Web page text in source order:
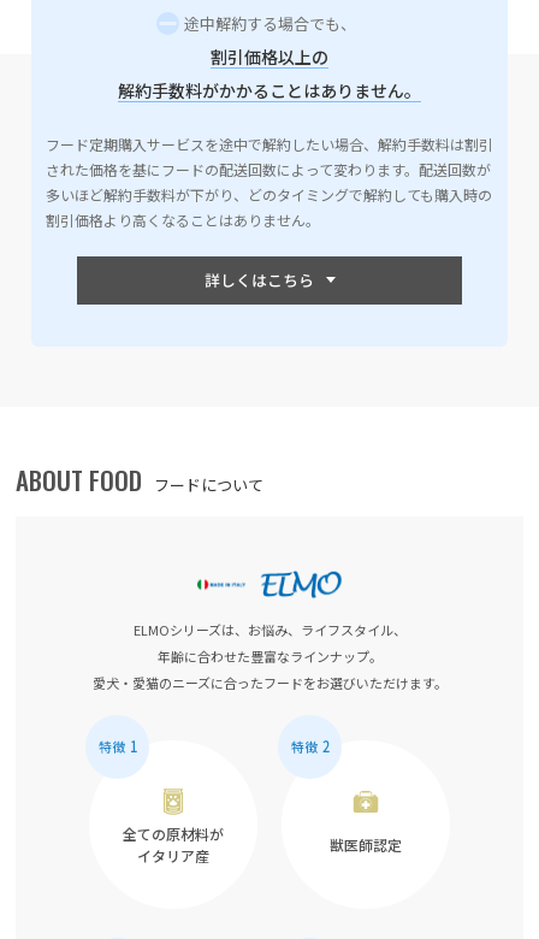
途中解約する場合でも、
割引価格以上の
解約手数料がかかることはありません。
フード定期購入サービスを途中で解約したい場合、解約手数料は割引
された価格を基にフードの配送回数によって変わります。配送回数が
多いほど解約手数料が下がり、どのタイミングで解約しても購入時の
割引価格より高くなることはありません。
ABOUT FOOD フードについて
ELMOシリーズは、お悩み、ライフスタイル、
年齢に合わせた豊富なラインナップ。
愛犬・愛猫のニーズに合ったフードをお選びいただけます。
全ての原材料が
イタリア産
獣医師認定